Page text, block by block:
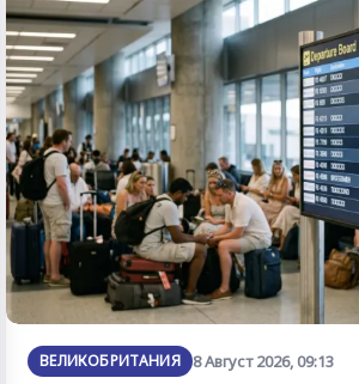
ВЕЛИКОБРИТАНИЯ 8 Август 2026, 09:13